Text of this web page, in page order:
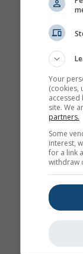
Your
(cookies,
site. We
partners.
Some
interest,
for a link
withdraw